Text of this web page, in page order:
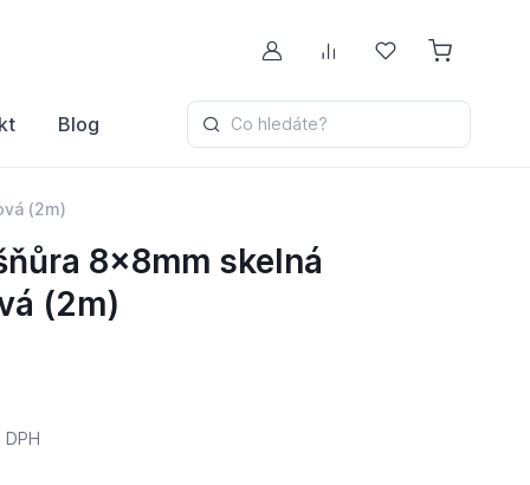
Můj účetPorovnávání
Oblíbené
Blog Co hledáte?
(2m)
8x8mm skelná
(2m)